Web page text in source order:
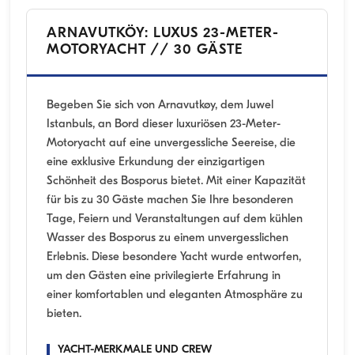
ARNAVUTKÖY: LUXUS 23-METER-
MOTORYACHT // 30 GÄSTE
Begeben Sie sich von Arnavutkøy, dem Juwel
Istanbuls, an Bord dieser luxuriösen 23-Meter-
Motoryacht auf eine unvergessliche Seereise, die
eine exklusive Erkundung der einzigartigen
Schönheit des Bosporus bietet. Mit einer Kapazität
für bis zu 30 Gäste machen Sie Ihre besonderen
Tage, Feiern und Veranstaltungen auf dem kühlen
Wasser des Bosporus zu einem unvergesslichen
Erlebnis. Diese besondere Yacht wurde entworfen,
um den Gästen eine privilegierte Erfahrung in
einer komfortablen und eleganten Atmosphäre zu
bieten.
YACHT-MERKMALE UND CREW